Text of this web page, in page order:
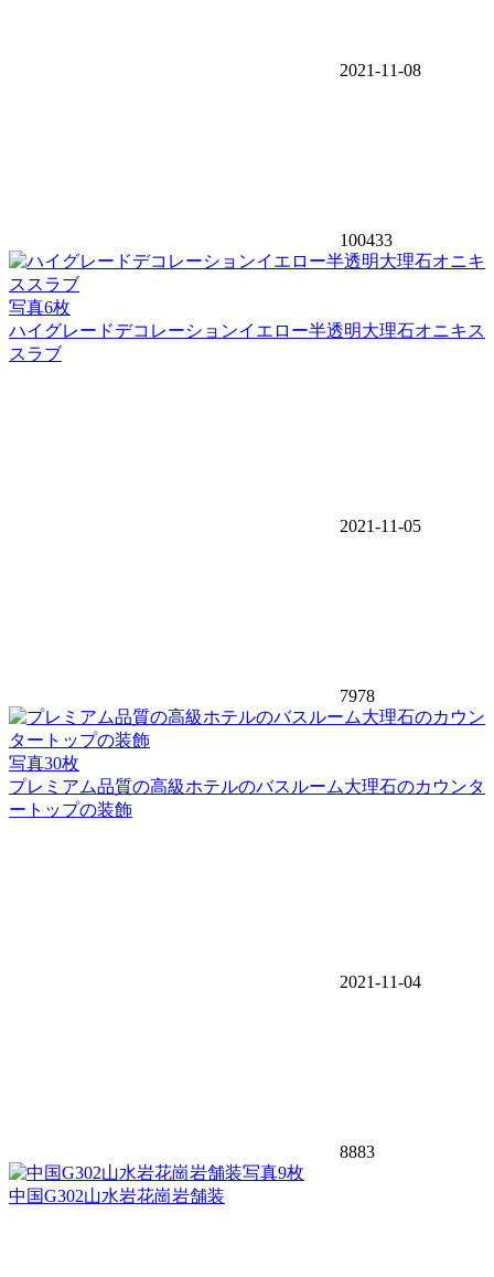
2021-11-08
100433
写真6枚
ハイグレードデコレーションイエロー半透明大理石オニキス
スラブ
2021-11-05
7978
写真30枚
プレミアム品質の高級ホテルのバスルーム大理石のカウンタ
ートップの装飾
2021-11-04
8883
写真9枚
中国G302山水岩花崗岩舗装